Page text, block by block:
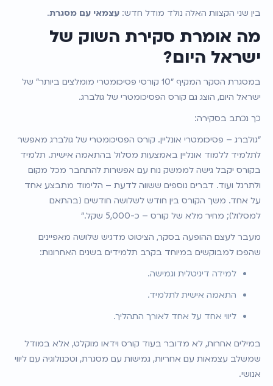
בין שני הקצוות האלה נולד מודל חדש: עצמאי עם מסגרת.
מה אומרת סקירת השוק של
ישראל היום?
במסגרת הסקר המקיף "10 קורסי פסיכומטרי מומלצים ביותר" של
ישראל היום, הוצג גם קורס הפסיכומטרי של גולברג.
כך נכתב בסקירה:
"גולברג – פסיכומטרי אונליין. קורס הפסיכומטרי של גולברג מאפשר
לתלמיד ללמוד אונליין באמצעות מסלול בהתאמה אישית. תלמיד
בקורס יקבל גישה לממשק נוח עם אפשרות להתחבר מכל מקום
ולתרגל ועוד. דברים נוספים ששווה לדעת – הלימוד מתבצע אחד
על אחד. משך הקורס בין חודש לשלושה חודשים (בהתאם
למסלול); מחיר מלא של קורס – כ-5,000 שקל."
מעבר לעצם ההופעה בסקר, הציטוט מדגיש שלושה מאפיינים
שהפכו למבוקשים במיוחד בקרב תלמידים בשנים האחרונות:
למידה דיגיטלית וגמישה.
התאמה אישית לתלמיד.
ליווי אחד על אחד לאורך התהליך.
במילים אחרות, לא מדובר בעוד קורס וידאו מוקלט, אלא במודל
שמשלב עצמאות עם אחריות, גמישות עם מסגרת, וטכנולוגיה עם ליווי
אנושי.